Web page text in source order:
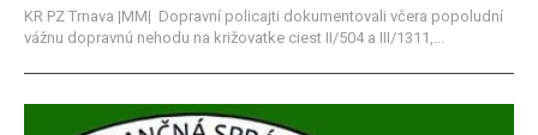
KR PZ Trnava |MM| Dopravní policajti dokumentovali včera popoludní
vážnu dopravnú nehodu na križovatke ciest II/504 a III/1311,...